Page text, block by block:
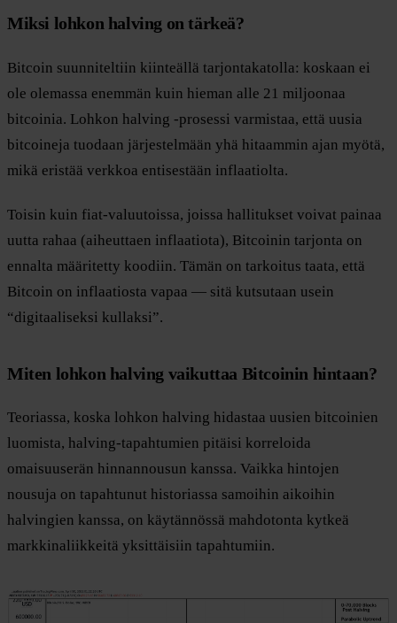
Miksi lohkon halving on tärkeä?
Bitcoin suunniteltiin kiinteällä tarjontakatolla: koskaan ei
ole olemassa enemmän kuin hieman alle 21 miljoonaa
bitcoinia. Lohkon halving -prosessi varmistaa, että uusia
bitcoineja tuodaan järjestelmään yhä hitaammin ajan myötä,
mikä eristää verkkoa entisestään inflaatiolta.
Toisin kuin fiat-valuutoissa, joissa hallitukset voivat painaa
uutta rahaa (aiheuttaen inflaatiota), Bitcoinin tarjonta on
ennalta määritetty koodiin. Tämän on tarkoitus taata, että
Bitcoin on inflaatiosta vapaa — sitä kutsutaan usein
“digitaaliseksi kullaksi”.
Miten lohkon halving vaikuttaa Bitcoinin hintaan?
Teoriassa, koska lohkon halving hidastaa uusien bitcoinien
luomista, halving-tapahtumien pitäisi korreloida
omaisuuserän hinnannousun kanssa. Vaikka hintojen
nousuja on tapahtunut historiassa samoihin aikoihin
halvingien kanssa, on käytännössä mahdotonta kytkeä
markkinaliikkeitä yksittäisiin tapahtumiin.